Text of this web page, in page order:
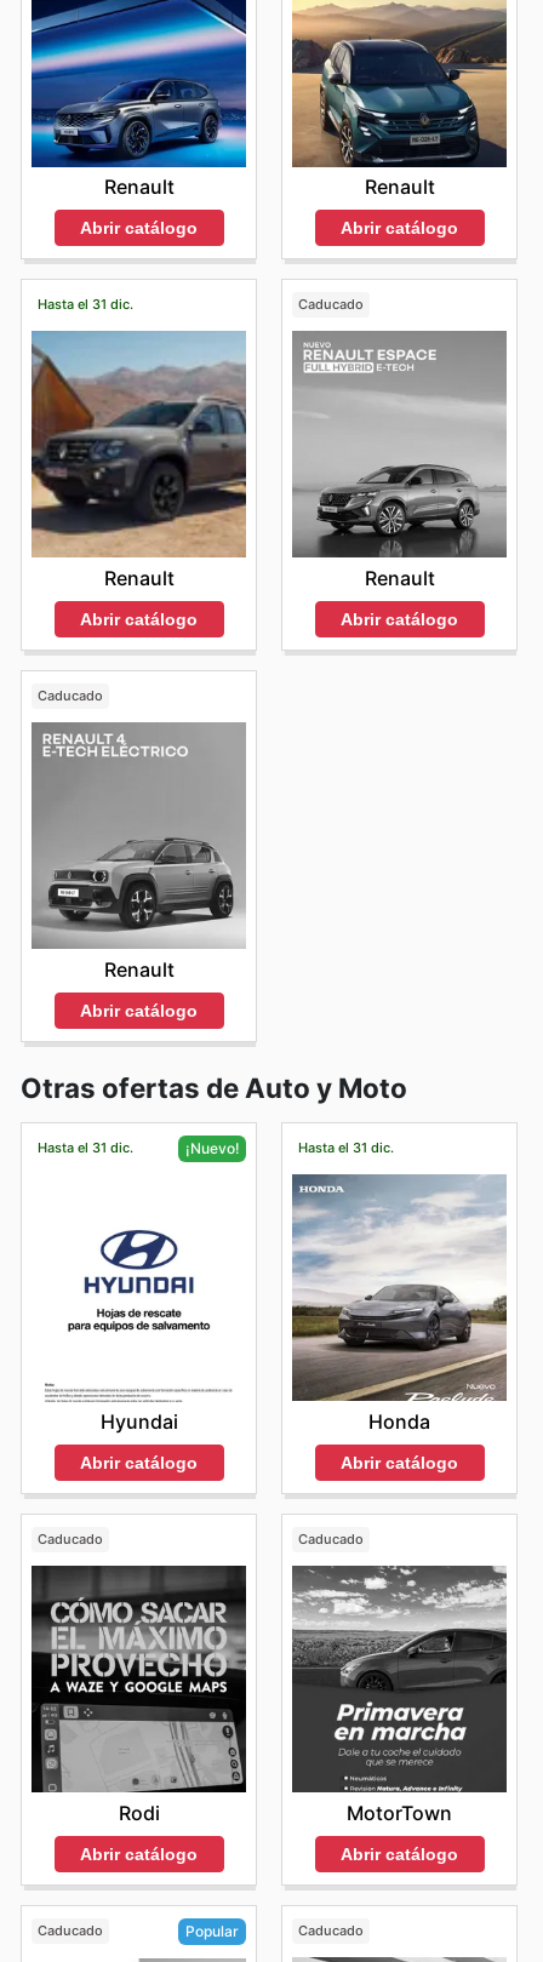
Renault
Abrir catálogo
Renault
Abrir catálogo
Hasta el 31 dic.
Renault
Abrir catálogo
Caducado
Renault
Abrir catálogo
Caducado
Renault
Abrir catálogo
Otras ofertas de Auto y Moto
Hasta el 31 dic. ¡Nuevo!
Hyundai
Abrir catálogo
Hasta el 31 dic.
Honda
Abrir catálogo
Caducado
Rodi
Abrir catálogo
Caducado
MotorTown
Abrir catálogo
Caducado Popular Caducado